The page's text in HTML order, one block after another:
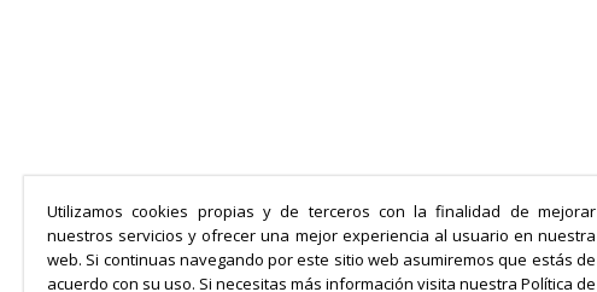
Utilizamos cookies propias y de terceros con la finalidad de mejorar
nuestros servicios y ofrecer una mejor experiencia al usuario en nuestra
web. Si continuas navegando por este sitio web asumiremos que estás de
acuerdo con su uso. Si necesitas más información visita nuestra Política de